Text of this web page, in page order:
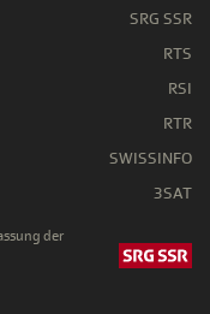
SRG SSR
RTS
RSI
RTR
SWISSINFO
3SAT
der